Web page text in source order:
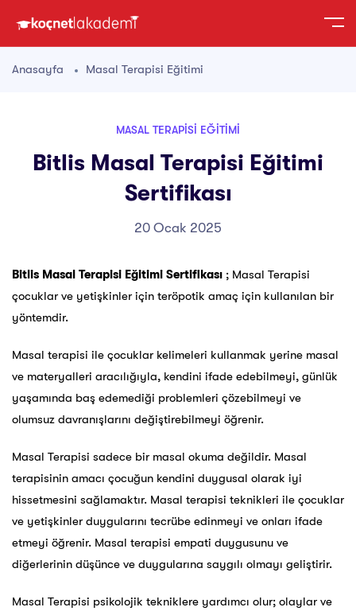
Anasayfa Masal Terapisi Eğitimi
MASAL TERAPISI EĞITIMI
Bitlis Masal Terapisi Eğitimi
Sertifikası
20 Ocak 2025
Bitlis Masal Terapisi Eğitimi Sertifikası ; Masal Terapisi
çocuklar ve yetişkinler için teröpotik amaç için kullanılan bir
yöntemdir.
Masal terapisi ile çocuklar kelimeleri kullanmak yerine masal
ve materyalleri aracılığıyla, kendini ifade edebilmeyi, günlük
yaşamında baş edemediği problemleri çözebilmeyi ve
olumsuz davranışlarını değiştirebilmeyi öğrenir.
Masal Terapisi sadece bir masal okuma değildir. Masal
terapisinin amacı çocuğun kendini duygusal olarak iyi
hissetmesini sağlamaktır. Masal terapisi teknikleri ile çocuklar
ve yetişkinler duygularını tecrübe edinmeyi ve onları ifade
etmeyi öğrenir. Masal terapisi empati duygusunu ve
diğerlerinin düşünce ve duygularına saygılı olmayı geliştirir.
Masal Terapisi psikolojik tekniklere yardımcı olur; olaylar ve